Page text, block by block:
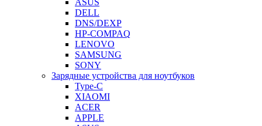
ASUS
DELL
DNS/DEXP
HP-COMPAQ
LENOVO
SAMSUNG
SONY
Зарядные устройства для ноутбуков
Type-C
XIAOMI
ACER
APPLE